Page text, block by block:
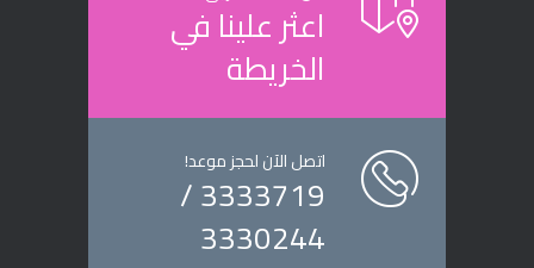
اعثر علينا في
الخريطة
اتصل الآن لحجز موعد!
3333719 /
3330244